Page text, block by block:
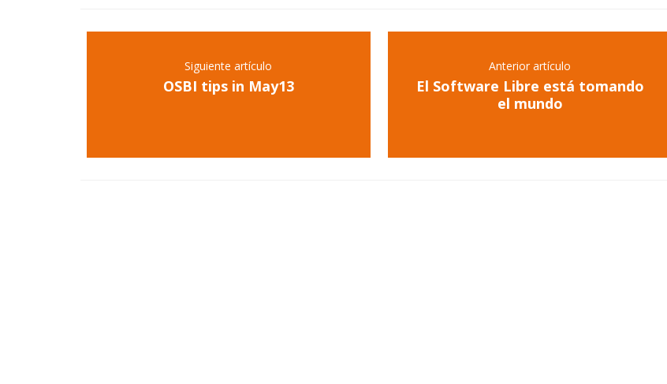
Siguiente artículo
OSBI tips in May13
Anterior artículo
El Software Libre está tomando
el mundo